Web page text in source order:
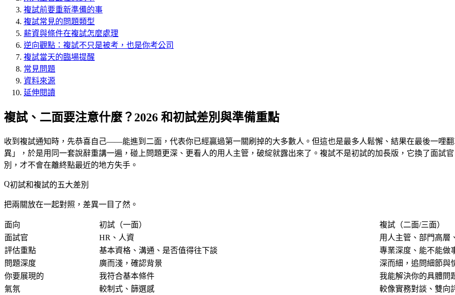
複試前要重新準備的事
複試常見的問題類型
薪資與條件在複試怎麼處理
逆向觀點：複試不只是被考，也是你考公司
複試當天的臨場提醒
常見問題
資料來源
延伸閱讀
複試、二面要注意什麼？2026 和初試差別與準備重點
收到複試通知時，先恭喜自己——能進到二面，代表你已經贏過第一關刷掉的大多數人。但這也是最多人鬆懈、結果在最後一哩
異」，於是用同一套說辭重講一遍，碰上問題更深、更看人的用人主管，破綻就露出來了。複試不是初試的加長版，它換了面試
別，才不會在離終點最近的地方失手。
初試和複試的五大差別
把兩關放在一起對照，差異一目了然。
面向 初試（一面）
複試（二面/三面）
面試官
HR、人資
用人主管、部門高層
評估重點
基本資格、溝通、是否值得往下談
專業深度、能不能做
問題深度
廣而淺，確認背景
深而細，追問細節與
你要展現的
我符合基本條件
我能解決你的具體問
氣氛
較制式、篩選感 較像實務對談、雙向